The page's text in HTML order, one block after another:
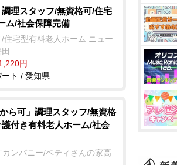
調理スタッフ/無資格可/住宅
ム/社会保障完備
住宅型有料老人ホーム ニュー
円
ト / 愛知県
から可」調理スタッフ/無資格
付き有料老人ホーム/社会
ンパニー/ベティさんの家高